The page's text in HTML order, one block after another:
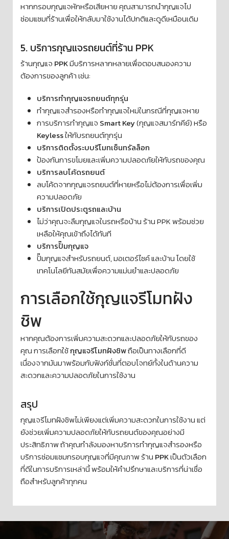
หากกรอบกุญแจหักหรือเสียหาย คุณสามารถนำกุญแจไป
ซ่อมแซมที่ร้านเพื่อให้กลับมาใช้งานได้ปกติและดูดีเหมือนเดิม
5. บริการกุญแจรถยนต์ที่ร้าน PPK
ร้านกุญแจ PPKมีบริการหลากหลายเพื่อตอบสนองความ
ต้องการของลูกค้า เช่น:
บริการทำกุญแจรถยนต์ทุกรุ่น
ทำกุญแจสำรองหรือทำกุญแจใหม่ในกรณีที่กุญแจหาย
การบริการทำกุญแจ Smart Key(กุญแจสมาร์ทคีย์) หรือ
Keylessให้กับรถยนต์ทุกรุ่น
บริการติดตั้งระบบรีโมทเซ็นทรัลล็อก
ป้องกันการขโมยและเพิ่มความปลอดภัยให้กับรถของคุณ
บริการลบโค้ดรถยนต์
ลบโค้ดจากกุญแจรถยนต์ที่หายหรือไม่ต้องการเพื่อเพิ่ม
ความปลอดภัย
บริการเปิดประตูรถและบ้าน
ไม่ว่าคุณจะลืมกุญแจในรถหรือบ้าน ร้าน PPK พร้อมช่วย
เหลือให้คุณเข้าถึงได้ทันที
บริการปั๊มกุญแจ
ปั๊มกุญแจสำหรับรถยนต์, มอเตอร์ไซค์ และบ้าน โดยใช้
เทคโนโลยีทันสมัยเพื่อความแม่นยำและปลอดภัย
การเลือกใช้กุญแจรีโมทฝัง
ชิพ
หากคุณต้องการเพิ่มความสะดวกและปลอดภัยให้กับรถของ
คุณ การเลือกใช้กุญแจรีโมทฝังชิพถือเป็นทางเลือกที่ดี
เนื่องจากมันมาพร้อมกับฟังก์ชั่นที่ตอบโจทย์ทั้งในด้านความ
สะดวกและความปลอดภัยในการใช้งาน
สรุป
กุญแจรีโมทฝังชิพไม่เพียงแต่เพิ่มความสะดวกในการใช้งาน แต่
ยังช่วยเพิ่มความปลอดภัยให้กับรถยนต์ของคุณอย่างมี
ประสิทธิภาพ ถ้าคุณกำลังมองหาบริการทำกุญแจสำรองหรือ
บริการซ่อมแซมกรอบกุญแจที่มีคุณภาพ ร้าน PPKเป็นตัวเลือก
ที่ดีในการบริการเหล่านี้ พร้อมให้คำปรึกษาและบริการที่น่าเชื่อ
ถือสำหรับลูกค้าทุกคน